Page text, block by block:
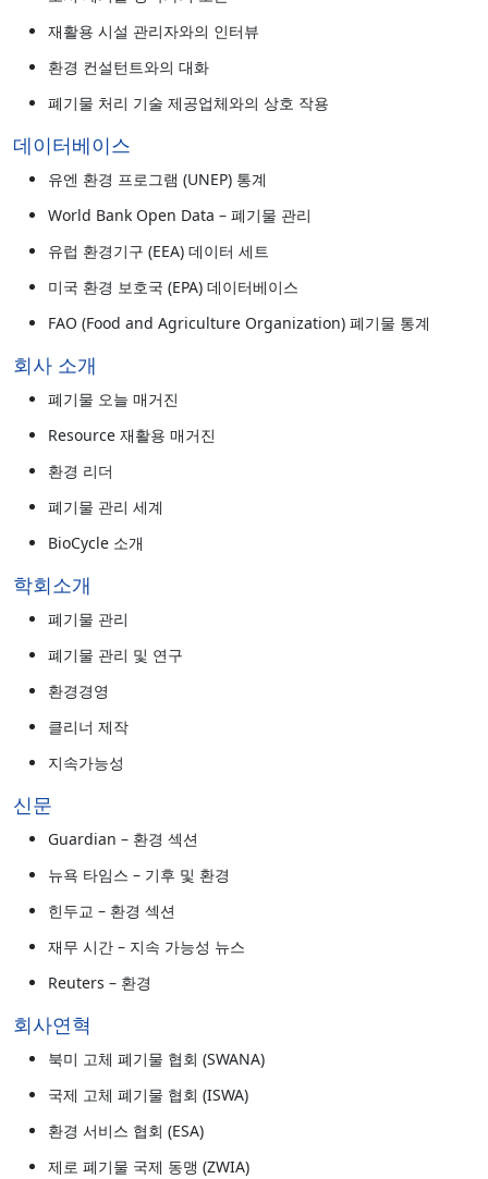
재활용 시설 관리자와의 인터뷰
환경 컨설턴트와의 대화
폐기물 처리 기술 제공업체와의 상호 작용
데이터베이스
유엔 환경 프로그램 (UNEP) 통계
World Bank Open Data – 폐기물 관리
유럽 환경기구 (EEA) 데이터 세트
미국 환경 보호국 (EPA) 데이터베이스
FAO (Food and Agriculture Organization) 폐기물 통계
회사 소개
폐기물 오늘 매거진
Resource 재활용 매거진
환경 리더
폐기물 관리 세계
BioCycle 소개
학회소개
폐기물 관리
폐기물 관리 및 연구
환경경영
클리너 제작
지속가능성
신문
Guardian – 환경 섹션
뉴욕 타임스 – 기후 및 환경
힌두교 – 환경 섹션
재무 시간 – 지속 가능성 뉴스
Reuters – 환경
회사연혁
북미 고체 폐기물 협회 (SWANA)
국제 고체 폐기물 협회 (ISWA)
환경 서비스 협회 (ESA)
제로 폐기물 국제 동맹 (ZWIA)